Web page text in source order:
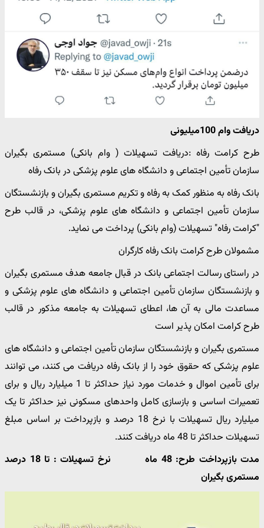
دریافت وام 100میلیونی
طرح کرامت رفاه :دریافت تسهیلات ( وام بانکی) مستمری بگیران
سازمان تأمین اجتماعی و دانشگاه های علوم پزشکی در بانک رفاه
بانک رفاه به منظور کمک به رفاه و تکریم مستمری بگیران و بازنشستگان
سازمان تأمین اجتماعی و دانشگاه های علوم پزشکی، در قالب طرح
"کرامت رفاه" تسهیلات (وام بانکی) پرداخت می نماید.
مشمولان طرح کرامت بانک رفاه کارگران
در راستای رسالت اجتماعی بانک در قبال جامعه هدف مستمری بگیران
و بازنشستگان سازمان تأمین اجتماعی و دانشگاه های علوم پزشکی و
مساعدت مالی به آن ها، اعطای تسهیلات به جامعه مذکور در قالب
طرح کرامت امکان پذیر است
مستمری بگیران و بازنشستگان سازمان تأمین اجتماعی و دانشگاه های
علوم پزشکی که حقوق خود را از بانک رفاه دریافت می کنند، می توانند
برای تأمین اموال و خدمات مورد نیاز حداکثر تا 1 میلیارد ریال و برای
تعمیرات اساسی و بازسازی کامل واحدهای مسکونی نیز حداکثر تا یک
میلیارد ریال تسهیلات با نرخ 18 درصد و بازپرداخت بر اساس مبلغ
تسهیلات حداکثر تا 48 ماه دریافت کنند.
مدت بازپرداخت طرح: 48 ماه
نرخ تسهیلات : تا 18 درصد
مستمری بگیران